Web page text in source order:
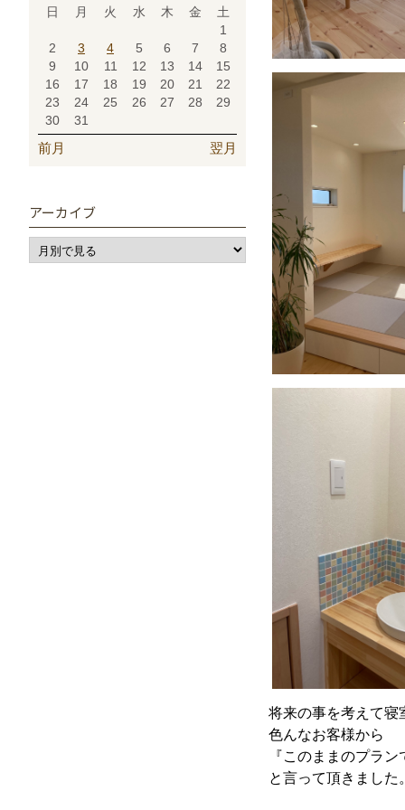
将来の事を考えて寝
色んなお客様から
『このままのプラ
と言って頂きました
日 月 火 水 木 金
土
1
2
3 4 5 6 7
8
9
10 11 12 13 14
15
16
17 18 19 20 21
22
23
24 25 26 27 28
29
30
31
前月 翌月
アーカイブ